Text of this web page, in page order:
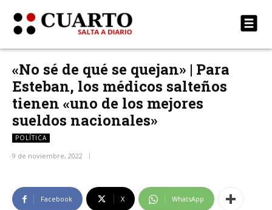
«No sé de qué se quejan» | Para
Esteban, los médicos salteños
tienen «uno de los mejores
sueldos nacionales»
POLÍTICA
9 de noviembre, 2022
Facebook X WhatsApp